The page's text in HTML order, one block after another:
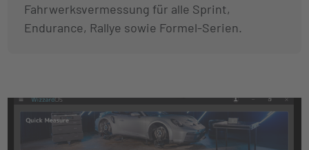
Fahrwerksvermessung für alle Sprint,
Endurance, Rallye sowie Formel-Serien.